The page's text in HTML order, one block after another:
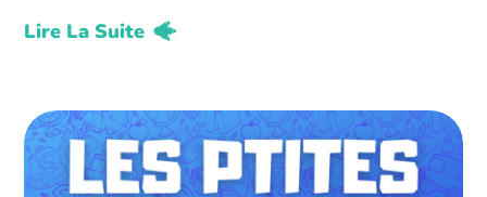
Lire La Suite